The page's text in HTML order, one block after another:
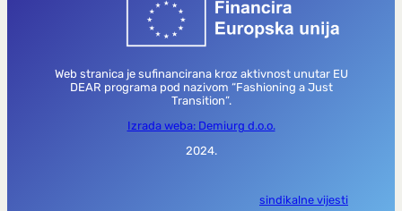
Web stranica je sufinancirana kroz aktivnost unutar EU
DEAR programa pod nazivom “Fashioning a Just
Transition”.
Izrada weba: Demiurg d.o.o.
2024.
sindikalne vijesti